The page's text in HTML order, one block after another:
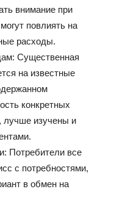
внимание при
повлиять на
расходы.
Существенная
на известные
конкретных
лучше изучены и
Потребители все
с потребностями,
в обмен на